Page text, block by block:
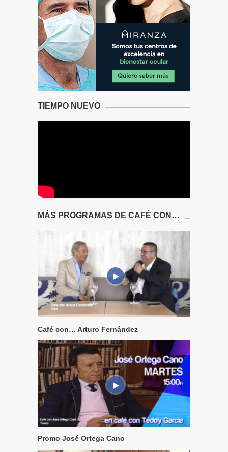
TIEMPO NUEVO
MÁS PROGRAMAS DE CAFÉ CON…
Café con… Arturo Fernández
Promo José Ortega Cano